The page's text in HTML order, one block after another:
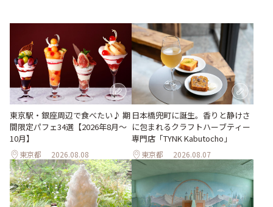
東京駅・銀座周辺で食べたい♪ 期
間限定パフェ34選【2026年8月～
10月】
東京都 2026.08.08
日本橋兜町に誕生。香りと静けさ
に包まれるクラフトハーブティー
専門店「TYNK Kabutocho」
東京都 2026.08.07